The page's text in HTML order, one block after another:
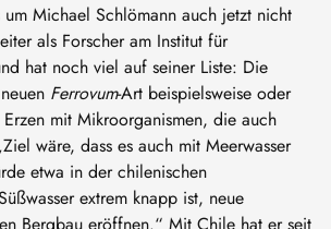
Michael Schlömann auch jetzt nicht
als Forscher am Institut für
hat noch viel auf seiner Liste: Die
Ferrovum-Art beispielsweise oder
mit Mikroorganismen, die auch
wäre, dass es auch mit Meerwasser
etwa in der chilenischen
extrem knapp ist, neue
Bergbau eröffnen.“ Mit Chile hat er seit